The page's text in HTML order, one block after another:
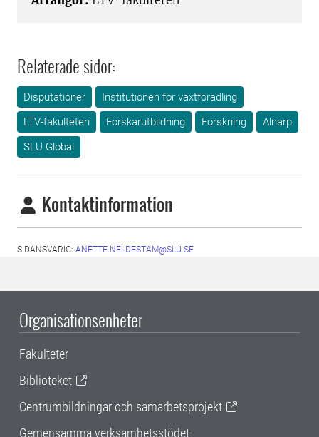
Relaterade sidor:
Disputationer
Institutionen för växtförädling
LTV-fakulteten
Forskarutbildning Forskning
Alnarp
SLU Global
Kontaktinformation
SIDANSVARIG: ANETTE.NELDESTAM@SLU.SE
Organisationsenheter
Fakulteter
Biblioteket
Centrumbildningar och samarbetsprojekt
Gemensamma verksamhetsstödet